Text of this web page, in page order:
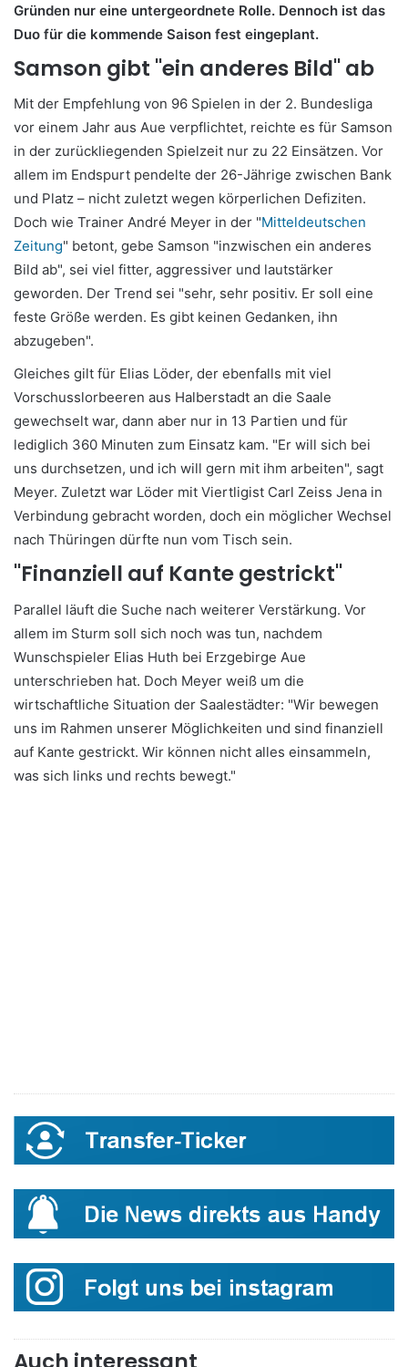
Gründen nur eine untergeordnete Rolle. Dennoch ist das
Duo für die kommende Saison fest eingeplant.
Samson gibt "ein anderes Bild" ab
Mit der Empfehlung von 96 Spielen in der 2. Bundesliga
vor einem Jahr aus Aue verpflichtet, reichte es für Samson
in der zurückliegenden Spielzeit nur zu 22 Einsätzen. Vor
allem im Endspurt pendelte der 26-Jährige zwischen Bank
und Platz – nicht zuletzt wegen körperlichen Defiziten.
Doch wie Trainer André Meyer in der "Mitteldeutschen
Zeitung" betont, gebe Samson "inzwischen ein anderes
Bild ab", sei viel fitter, aggressiver und lautstärker
geworden. Der Trend sei "sehr, sehr positiv. Er soll eine
feste Größe werden. Es gibt keinen Gedanken, ihn
abzugeben".
Gleiches gilt für Elias Löder, der ebenfalls mit viel
Vorschusslorbeeren aus Halberstadt an die Saale
gewechselt war, dann aber nur in 13 Partien und für
lediglich 360 Minuten zum Einsatz kam. "Er will sich bei
uns durchsetzen, und ich will gern mit ihm arbeiten", sagt
Meyer. Zuletzt war Löder mit Viertligist Carl Zeiss Jena in
Verbindung gebracht worden, doch ein möglicher Wechsel
nach Thüringen dürfte nun vom Tisch sein.
"Finanziell auf Kante gestrickt"
Parallel läuft die Suche nach weiterer Verstärkung. Vor
allem im Sturm soll sich noch was tun, nachdem
Wunschspieler Elias Huth bei Erzgebirge Aue
unterschrieben hat. Doch Meyer weiß um die
wirtschaftliche Situation der Saalestädter: "Wir bewegen
uns im Rahmen unserer Möglichkeiten und sind finanziell
auf Kante gestrickt. Wir können nicht alles einsammeln,
was sich links und rechts bewegt."